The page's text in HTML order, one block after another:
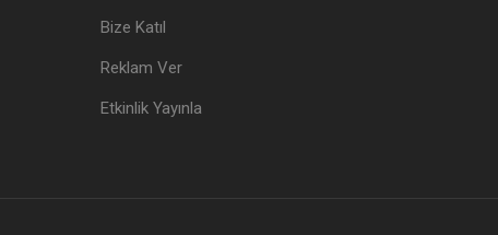
Bize Katıl
Reklam Ver
Etkinlik Yayınla